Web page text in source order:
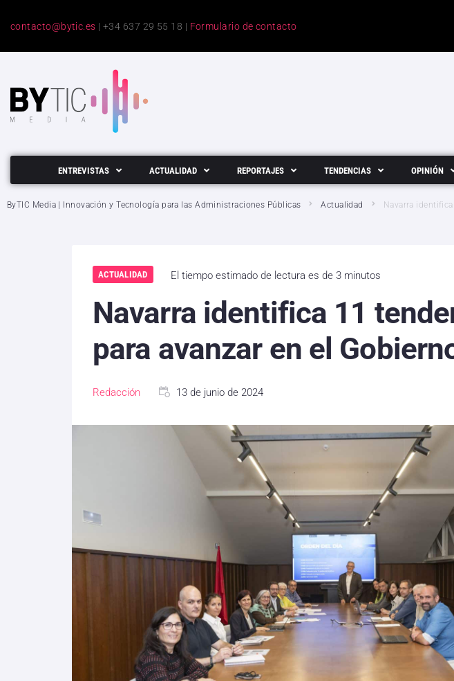
contacto@bytic.es | +34 637 29 55 18 | Formulario de contacto
ENTREVISTAS ACTUALIDAD REPORTAJES TENDENCIAS OPINIÓN
ByTIC Media | Innovación y Tecnología para las Administraciones Públicas Actualidad Navarra
ACTUALIDAD El tiempo estimado de lectura es de 3 minutos
Navarra identifica 11
para avanzar en el
Redacción 13 de junio de 2024